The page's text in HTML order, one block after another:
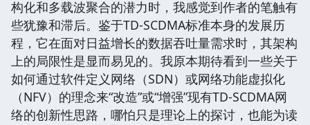
构化和多载波聚合的潜力时，我感觉到作者的笔触有
些犹豫和滞后。鉴于TD-SCDMA标准本身的发展历
程，它在面对日益增长的数据吞吐量需求时，其架构
上的局限性是显而易见的。我原本期待看到一些关于
如何通过软件定义网络（SDN）或网络功能虚拟化
（NFV）的理念来“改造”或“增强”现有TD-SCDMA网
络的创新性思路，哪怕只是理论上的探讨，也能为读